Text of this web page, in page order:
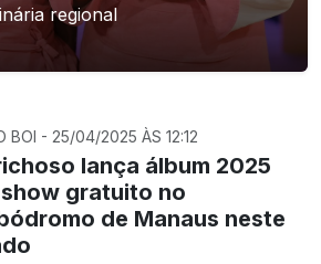
regional
BOI - 25/04/2025 ÀS 12:12
lança álbum 2025
gratuito no
de Manaus neste